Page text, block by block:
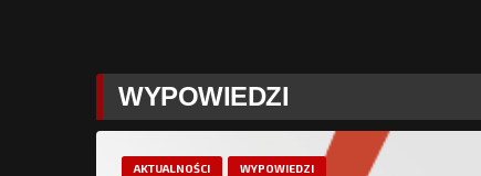
WYPOWIEDZI
AKTUALNOŚCI WYPOWIEDZI